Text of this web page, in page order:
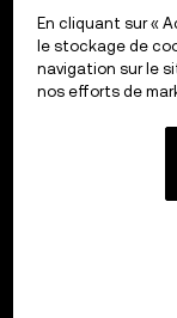
Calculateur
En cliquant sur «
le stockage de
navigation sur le
nos efforts de